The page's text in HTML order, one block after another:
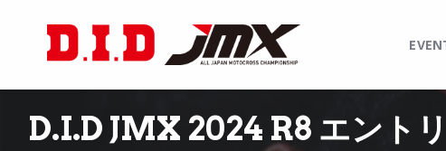
D.I.D JMX 2024 R8 エント